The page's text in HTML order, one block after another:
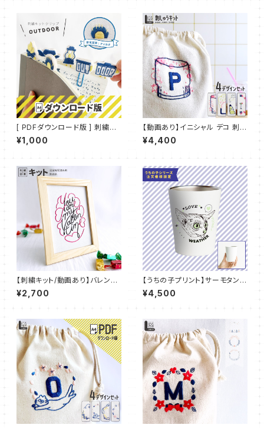
[ PDFダウンロード版 ] 刺繍キ
ット クリップ OUTDOOR：PDF
_C01
¥1,000
【動画あり】イニシャル デコ 刺繍
IDEable LIGHT サマードリン
ク：IDL_K03
¥4,400
【刺繍キット/動画あり】バレンタ
イン【図案印刷済み】：KIT_001
¥2,700
【うちの子プリント】サーモタンブ
ラー 保温 保冷 カップホルダー
ステンレス 結露しにくい：UT-P
¥4,500